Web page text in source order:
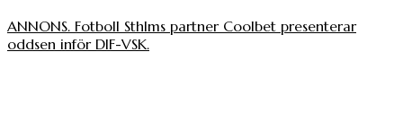
ANNONS. Fotboll Sthlms partner Coolbet presenterar
oddsen inför DIF-VSK.